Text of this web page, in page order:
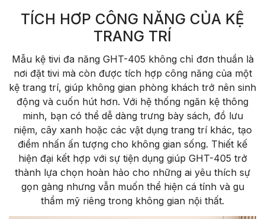
TÍCH HƠP CÔNG NĂNG CỦA KỆ
TRANG TRÍ
Mẫu kệ tivi đa năng GHT-405 không chỉ đơn thuần là
nơi đặt tivi mà còn được tích hợp công năng của một
kệ trang trí, giúp không gian phòng khách trở nên sinh
động và cuốn hút hơn. Với hệ thống ngăn kệ thông
minh, bạn có thể dễ dàng trưng bày sách, đồ lưu
niệm, cây xanh hoặc các vật dụng trang trí khác, tạo
điểm nhấn ấn tượng cho không gian sống. Thiết kế
hiện đại kết hợp với sự tiện dụng giúp GHT-405 trở
thành lựa chọn hoàn hảo cho những ai yêu thích sự
gọn gàng nhưng vẫn muốn thể hiện cá tính và gu
thẩm mỹ riêng trong không gian nội thất.